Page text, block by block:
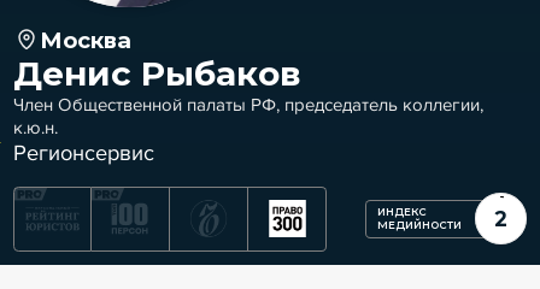
Москва
Денис Рыбаков
Член Общественной палаты РФ, председатель коллегии,
к.ю.н.
Регионсервис
ИНДЕКС
МЕДИЙНОСТИ
2